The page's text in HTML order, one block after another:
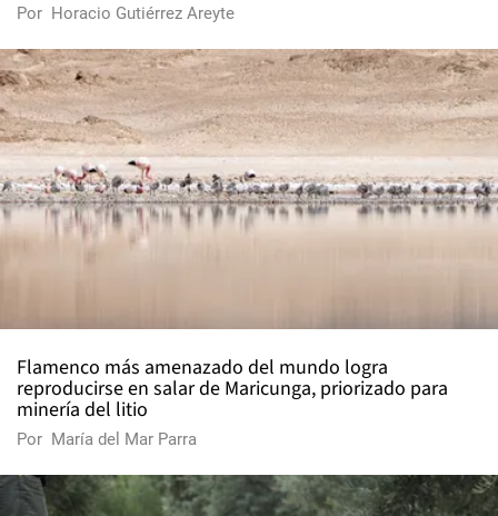
Por Horacio Gutiérrez Areyte
Flamenco más amenazado del mundo logra
reproducirse en salar de Maricunga, priorizado para
minería del litio
Por María del Mar Parra